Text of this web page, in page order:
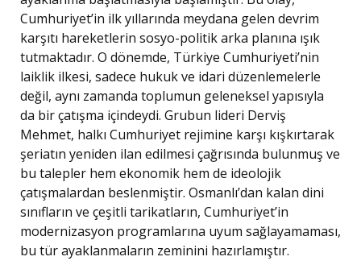
Cumhuriyet’in ilk yıllarında meydana gelen devrim
karşıtı hareketlerin sosyo-politik arka planına ışık
tutmaktadır. O dönemde, Türkiye Cumhuriyeti’nin
laiklik ilkesi, sadece hukuk ve idari düzenlemelerle
değil, aynı zamanda toplumun geleneksel yapısıyla
da bir çatışma içindeydi. Grubun lideri Derviş
Mehmet, halkı Cumhuriyet rejimine karşı kışkırtarak
şeriatın yeniden ilan edilmesi çağrısında bulunmuş ve
bu talepler hem ekonomik hem de ideolojik
çatışmalardan beslenmiştir. Osmanlı’dan kalan dini
sınıfların ve çeşitli tarikatların, Cumhuriyet’in
modernizasyon programlarına uyum sağlayamaması,
bu tür ayaklanmaların zeminini hazırlamıştır.